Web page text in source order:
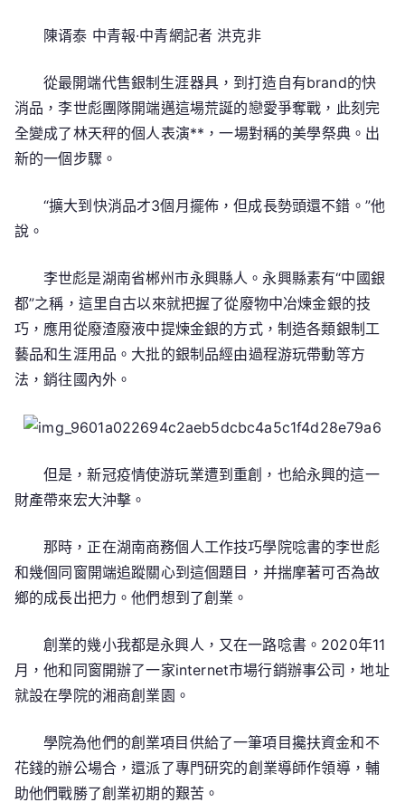
陳谞泰 中青報·中青網記者 洪克非
從最開端代售銀制生涯器具，到打造自有brand的快
消品，李世彪團隊開端邁這場荒誕的戀愛爭奪戰，此刻完
全變成了林天秤的個人表演**，一場對稱的美學祭典。出
新的一個步驟。
“擴大到快消品才3個月擺佈，但成長勢頭還不錯。”他
說。
李世彪是湖南省郴州市永興縣人。永興縣素有“中國銀
都”之稱，這里自古以來就把握了從廢物中冶煉金銀的技
巧，應用從廢渣廢液中提煉金銀的方式，制造各類銀制工
藝品和生涯用品。大批的銀制品經由過程游玩帶動等方
法，銷往國內外。
但是，新冠疫情使游玩業遭到重創，也給永興的這一
財產帶來宏大沖擊。
那時，正在湖南商務個人工作技巧學院唸書的李世彪
和幾個同窗開端追蹤關心到這個題目，并揣摩著可否為故
鄉的成長出把力。他們想到了創業。
創業的幾小我都是永興人，又在一路唸書。2020年11
月，他和同窗開辦了一家internet市場行銷辦事公司，地址
就設在學院的湘商創業園。
學院為他們的創業項目供給了一筆項目攙扶資金和不
花錢的辦公場合，還派了專門研究的創業導師作領導，輔
助他們戰勝了創業初期的艱苦。